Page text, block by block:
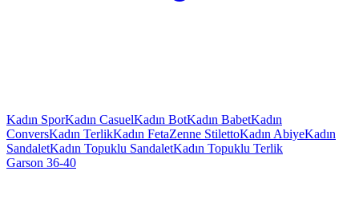
Kadın SporKadın CasuelKadın BotKadın BabetKadın
ConversKadın TerlikKadın FetaZenne StilettoKadın AbiyeKadın
SandaletKadın Topuklu SandaletKadın Topuklu Terlik
Garson 36-40